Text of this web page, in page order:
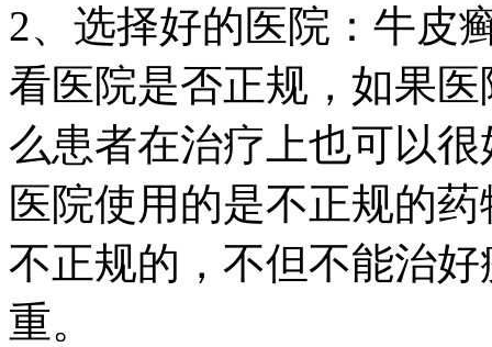
2、选择好的医院：牛皮
看医院是否正规，如果
么患者在治疗上也可以
医院使用的是不正规的
不正规的，不但不能治
重。